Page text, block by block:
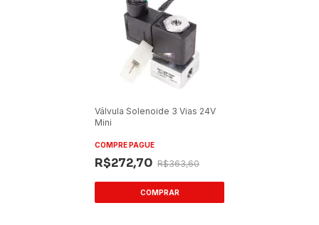
Válvula Solenoide 3 Vias 24V
Mini
COMPRE PAGUE
R$272,70 R$363,60